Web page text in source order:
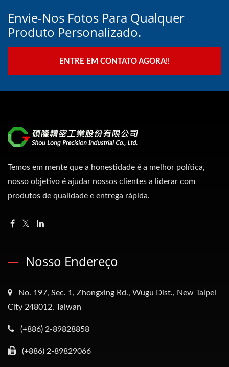
Envie-Nos Fotos Para Qualquer
Produto Personalizado.
ENTRE EM CONTATO AGORA!!
Temos em mente que a honestidade é a melhor política,
nosso objetivo é ajudar nossos clientes a liderar com
produtos de qualidade e entrega rápida.
Nosso Endereço
No. 197, Sec. 1, Zhongxing Rd., Wugu Dist., New Taipei
City 248012, Taiwan
(+886) 2-89828858
(+886) 2-89829066